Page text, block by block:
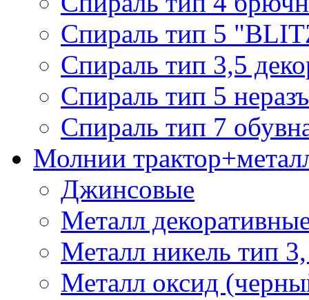
Спираль тип 5
Спираль тип 3,5
Спираль тип 5
Спираль тип 7
Молнии
Джинсовые
Металл
Металл никель тип
Металл оксид